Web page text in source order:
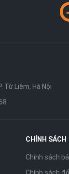
Từ Liêm, Hà Nội
CHÍNH SÁCH
Chính sách